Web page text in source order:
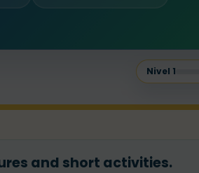
Nivel 1
and short activities.